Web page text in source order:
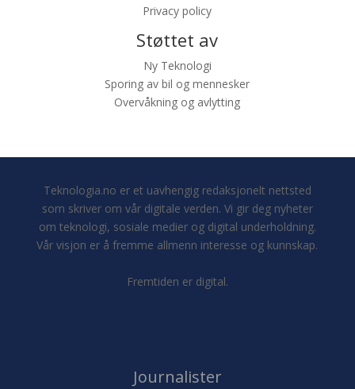
Privacy policy
Støttet av
Ny Teknologi
Sporing av bil og mennesker
Overvåkning og avlytting
Teknologia.no er et uavhengig redaksjonelt nettsted
som skriver om vår digitale verden. Vi gir deg nyheter
om teknologi, sosiale medier og digital underholdning.
Vår visjon er å fremme allmenn interesse og kunnskap.
Fremtiden er digital.
Journalister